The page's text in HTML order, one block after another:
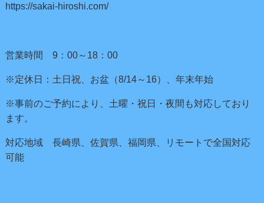
https://sakai-hiroshi.com/
営業時間 9：00～18：00
※定休日：土日祝、お盆（8/14～16）、年末年始
※事前のご予約により、土曜・祝日・夜間も対応しており
ます。
対応地域 長崎県、佐賀県、福岡県、リモートで全国対応
可能